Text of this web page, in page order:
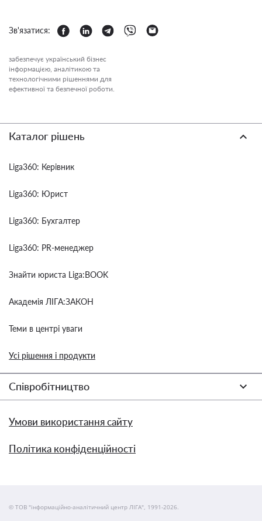
Зв'язатися:
забезпечує український бізнес
інформацією, аналітикою та
технологічними рішеннями для
ефективної та безпечної роботи.
Каталог рішень
Liga360: Керівник
Liga360: Юрист
Liga360: Бухгалтер
Liga360: PR-менеджер
Знайти юриста Liga:BOOK
Академія ЛІГА:ЗАКОН
Теми в центрі уваги
Усі рішення і продукти
Співробітництво
Умови використання сайту
Політика конфіденційності
© ТОВ "інформаційно-аналітичний центр ЛІГА", 1991-2026.